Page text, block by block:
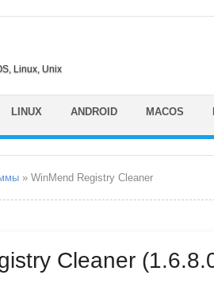
Linux, Unix
LINUX ANDROID MACOS
» WinMend Registry Cleaner
Cleaner